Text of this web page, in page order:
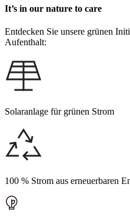
It’s in our nature to care
Entdecken Sie unsere grünen
Aufenthalt:
Solaranlage für grünen Strom
100 % Strom aus erneuerbaren